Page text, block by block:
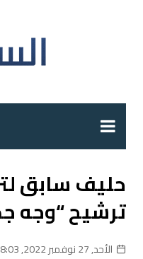
حليف سابق
ترشيح “وجه
الأحد, 27 نوفمبر 2022, 8:03